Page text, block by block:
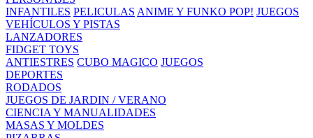
INFANTILES PELICULAS ANIME Y FUNKO POP! JUEGOS
VEHÍCULOS Y PISTAS
LANZADORES
FIDGET TOYS
ANTIESTRES CUBO MAGICO JUEGOS
DEPORTES
RODADOS
JUEGOS DE JARDIN / VERANO
CIENCIA Y MANUALIDADES
MASAS Y MOLDES